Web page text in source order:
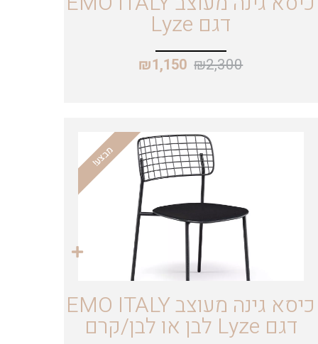
דגם Lyze
₪2,300
₪1,150
מבצע!
כיסא גינה מעוצב EMO ITALY
דגם Lyze לבן או לבן/קרם